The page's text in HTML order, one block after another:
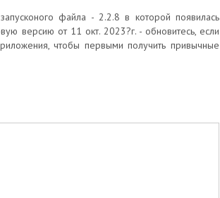
файла - 2.2.8 в которой появилась
версию от 11 окт. 2023?г. - обновитесь, если
чтобы первыми получить привычные